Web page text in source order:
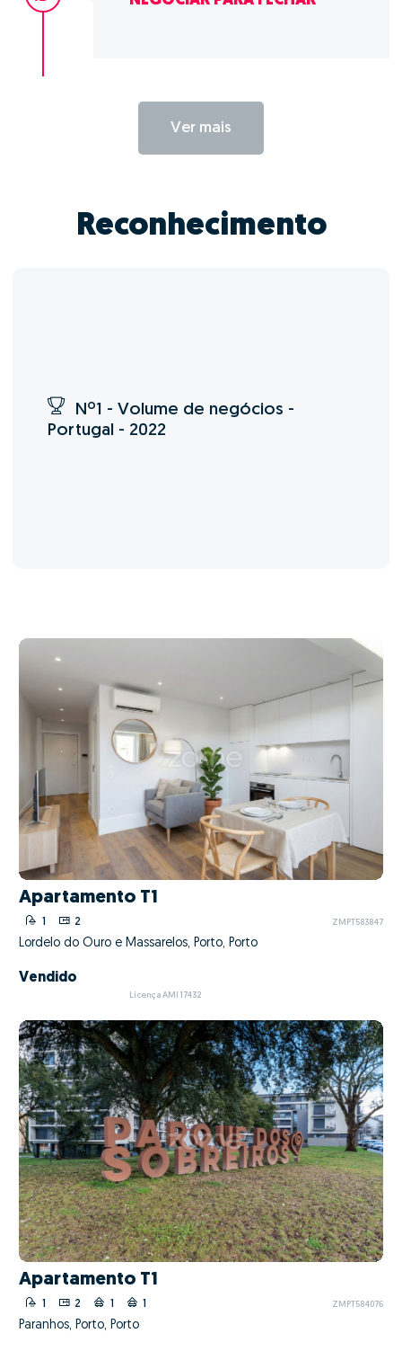
Ver mais
Reconhecimento
Nº1 - Volume de negócios -
Portugal - 2022
Apartamento T1
1 2 ZMPT583847
Lordelo do Ouro e Massarelos, Porto, Porto
Vendido
Licença AMI 17432
Apartamento T1
1 2 1 1 ZMPT584076
Paranhos, Porto, Porto